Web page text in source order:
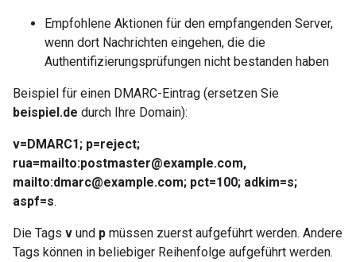
Empfohlene Aktionen für den empfangenden Server,
wenn dort Nachrichten eingehen, die die
Authentifizierungsprüfungen nicht bestanden haben
Beispiel für einen DMARC-Eintrag (ersetzen Sie
beispiel.de durch Ihre Domain):
v=DMARC1; p=reject;
rua=mailto:postmaster@example.com,
mailto:dmarc@example.com; pct=100; adkim=s;
aspf=s.
Die Tags v und p müssen zuerst aufgeführt werden. Andere
Tags können in beliebiger Reihenfolge aufgeführt werden.